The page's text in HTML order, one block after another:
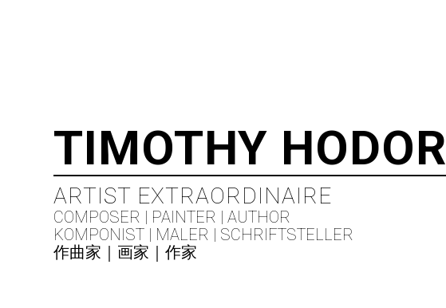
TIMOTHY HODOR
ARTIST EXTRAORDINAIRE
COMPOSER | PAINTER | AUTHOR
KOMPONIST | MALER | SCHRIFTSTELLER
作曲家｜画家｜作家